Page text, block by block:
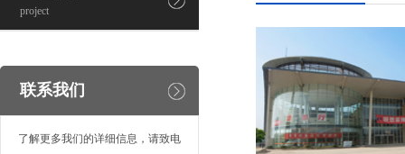
project
联系我们
了解更多我们的详细信息，请致电